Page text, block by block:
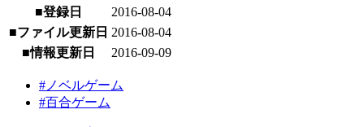
■登録日
2016-08-04
■ファイル更新日 2016-08-04
■情報更新日
2016-09-09
#ノベルゲーム
#百合ゲーム